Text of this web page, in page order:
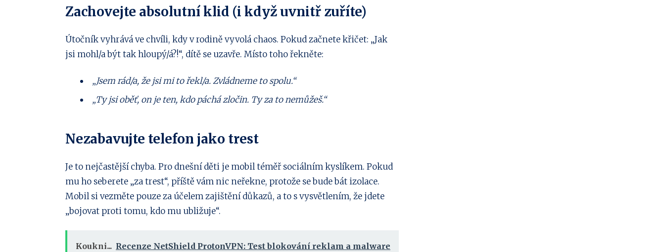
Zachovejte absolutní klid (i když uvnitř zuříte)
Útočník vyhrává ve chvíli, kdy v rodině vyvolá chaos. Pokud začnete křičet: „Jak
jsi mohl/a být tak hloupý/á?!“, dítě se uzavře. Místo toho řekněte:
„Jsem rád/a, že jsi mi to řekl/a. Zvládneme to spolu.“
„Ty jsi oběť, on je ten, kdo páchá zločin. Ty za to nemůžeš.“
Nezabavujte telefon jako trest
Je to nejčastější chyba. Pro dnešní děti je mobil téměř sociálním kyslíkem. Pokud
mu ho seberete „za trest“, příště vám nic neřekne, protože se bude bát izolace.
Mobil si vezměte pouze za účelem zajištění důkazů, a to s vysvětlením, že jdete
„bojovat proti tomu, kdo mu ubližuje“.
Koukni... Recenze NetShield ProtonVPN: Test blokování reklam a malware